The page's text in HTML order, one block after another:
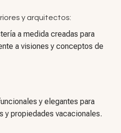
y arquitectos:
a medida creadas para
a visiones y conceptos de
y elegantes para
y propiedades vacacionales.